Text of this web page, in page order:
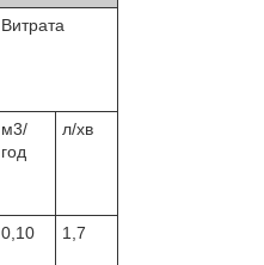
Витрата
м3/
год
л/хв
0,10 1,7